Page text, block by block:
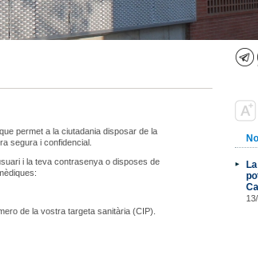
permet a la ciutadania disposar de la
segura i confidencial.
i la teva contrasenya o disposes de
de la vostra targeta sanitària (CIP).